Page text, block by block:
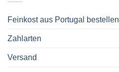
Feinkost aus Portugal bestellen
Zahlarten
Versand